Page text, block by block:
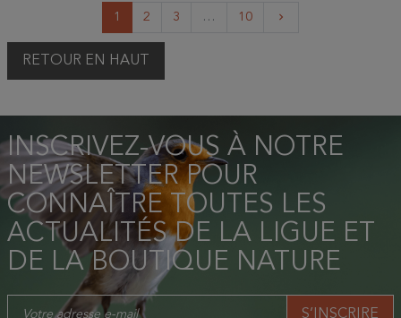
1 2 3 … 10 keyboard_arrow_right
RETOUR EN HAUT
INSCRIVEZ-VOUS À NOTRE
NEWSLETTER POUR
CONNAÎTRE TOUTES LES
ACTUALITÉS DE LA LIGUE ET
DE LA BOUTIQUE NATURE